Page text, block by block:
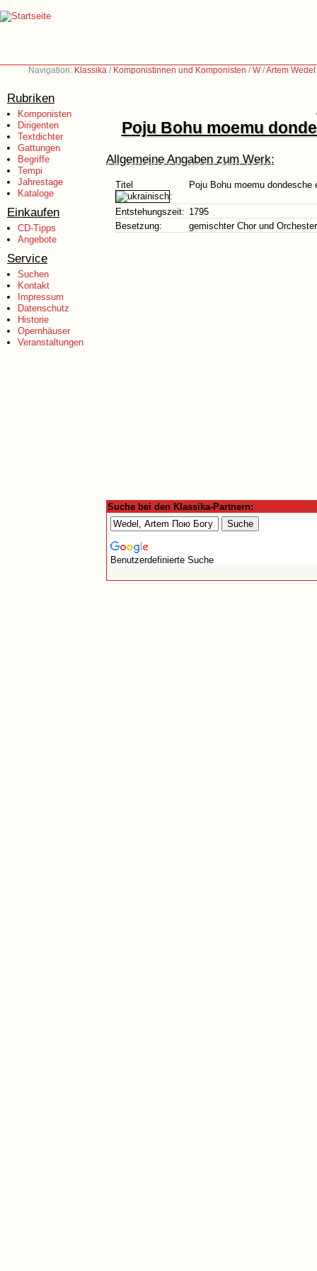
Navigation: Klassika / Komponistinnen und Komponisten /W/Artem
Rubriken
Komponisten
Dirigenten
Textdichter
Gattungen
Begriffe
Tempi
Jahrestage
Kataloge
Einkaufen
CD-Tipps
Angebote
Service
Suchen
Kontakt
Impressum
Datenschutz
Historie
Opernhäuser
Veranstaltungen
Poju Bohu moemu
Allgemeine Angaben zum Werk:
Titel
:
Poju Bohu moemu
Entstehungszeit: 1795
Besetzung:
gemischter Chor und Orchester
Suche bei den Klassika-Partnern:
Benutzerdefinierte Suche